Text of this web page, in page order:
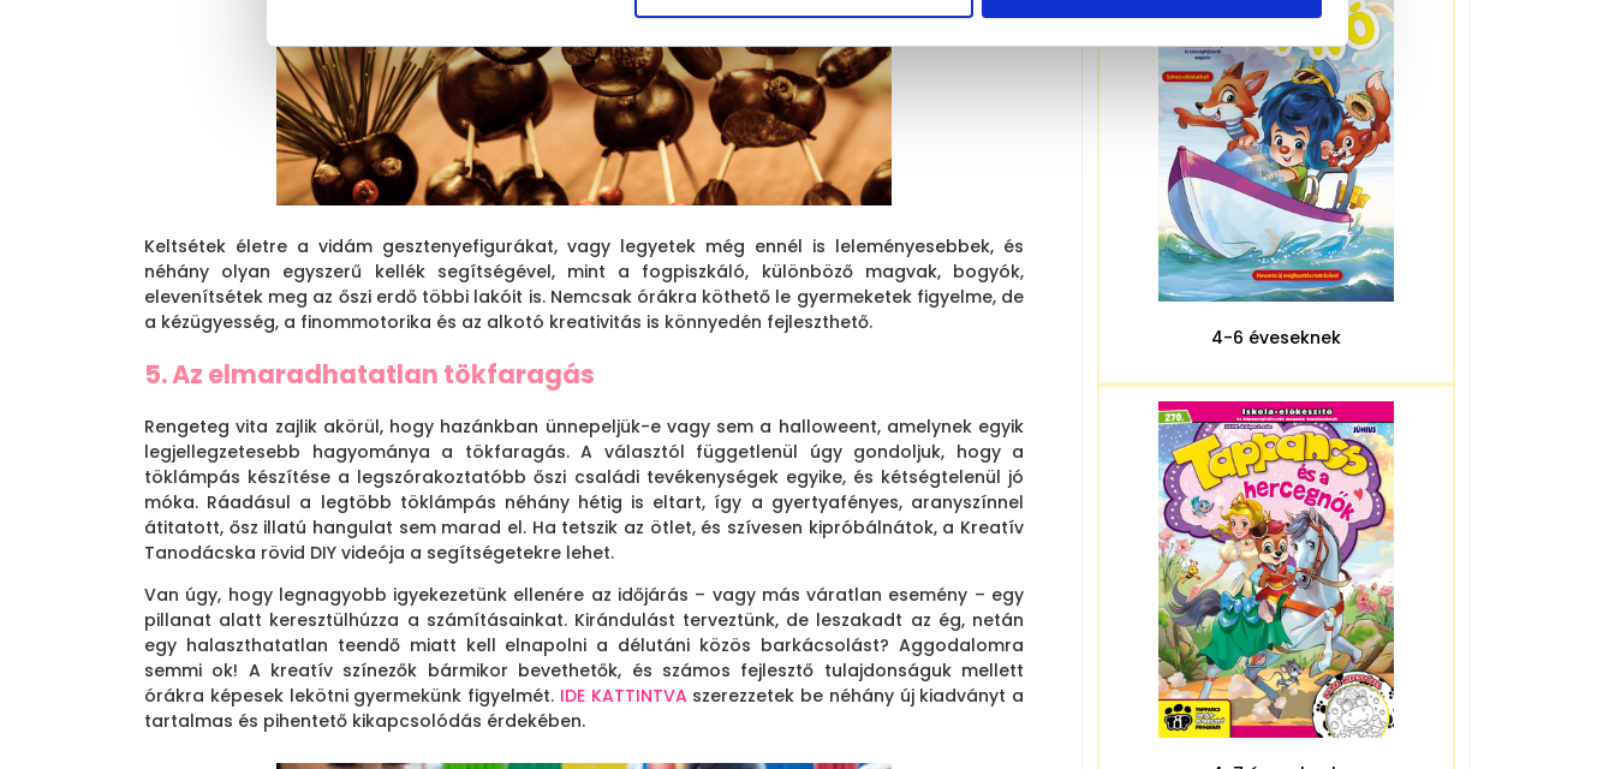
Keltsétek életre a vidám gesztenyefigurákat, vagy legyetek még ennél is leleményesebbek, és
néhány olyan egyszerű kellék segítségével, mint a fogpiszkáló, különböző magvak, bogyók,
elevenítsétek meg az őszi erdő többi lakóit is. Nemcsak órákra köthető le gyermeketek figyelme, de
a kézügyesség, a finommotorika és az alkotó kreativitás is könnyedén fejleszthető.
5. Az elmaradhatatlan tökfaragás
Rengeteg vita zajlik akörül, hogy hazánkban ünnepeljük-e vagy sem a halloweent, amelynek egyik
legjellegzetesebb hagyománya a tökfaragás. A választól függetlenül úgy gondoljuk, hogy a
töklámpás készítése a legszórakoztatóbb őszi családi tevékenységek egyike, és kétségtelenül jó
móka. Ráadásul a legtöbb töklámpás néhány hétig is eltart, így a gyertyafényes, aranyszínnel
átitatott, ősz illatú hangulat sem marad el. Ha tetszik az ötlet, és szívesen kipróbálnátok, a Kreatív
Tanodácska rövid DIY videója a segítségetekre lehet.
Van úgy, hogy legnagyobb igyekezetünk ellenére az időjárás – vagy más váratlan esemény – egy
pillanat alatt keresztülhúzza a számításainkat. Kirándulást terveztünk, de leszakadt az ég, netán
egy halaszthatatlan teendő miatt kell elnapolni a délutáni közös barkácsolást? Aggodalomra
semmi ok! A kreatív színezők bármikor bevethetők, és számos fejlesztő tulajdonságuk mellett
órákra képesek lekötni gyermekünk figyelmét. IDE KATTINTVAszerezzetek be néhány új kiadványt a
tartalmas és pihentető kikapcsolódás érdekében.
4-6 éveseknek